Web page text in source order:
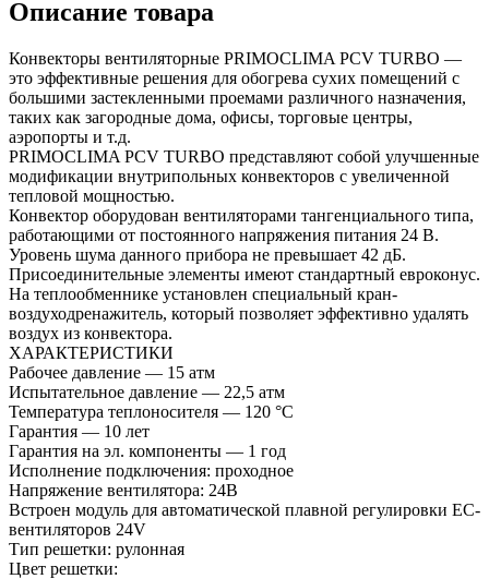
Описание товара
Конвекторы вентиляторные PRIMOCLIMA PCV TURBO —
это эффективные решения для обогрева сухих помещений с
большими застекленными проемами различного назначения,
таких как загородные дома, офисы, торговые центры,
аэропорты и т.д.
PRIMOCLIMA PCV TURBO представляют собой улучшенные
модификации внутрипольных конвекторов с увеличенной
тепловой мощностью.
Конвектор оборудован вентиляторами тангенциального типа,
работающими от постоянного напряжения питания 24 В.
Уровень шума данного прибора не превышает 42 дБ.
Присоединительные элементы имеют стандартный евроконус.
На теплообменнике установлен специальный кран-
воздуходренажитель, который позволяет эффективно удалять
воздух из конвектора.
ХАРАКТЕРИСТИКИ
Рабочее давление — 15 атм
Испытательное давление — 22,5 атм
Температура теплоносителя — 120 °С
Гарантия — 10 лет
Гарантия на эл. компоненты — 1 год
Исполнение подключения: проходное
Напряжение вентилятора: 24В
Встроен модуль для автоматической плавной регулировки EC-
вентиляторов 24V
Тип решетки: рулонная
Цвет решетки: